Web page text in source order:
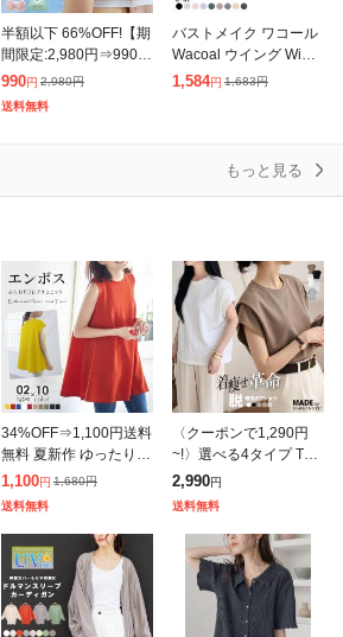
半額以下 66%OFF!【期
間限定:2,980円⇒990
円!】冷感ブラ ブラジャ
ー接触冷感 極薄 ノンワ
990円 2,980円
送料無料
バストメイク ワコール
Wacoal ウイング Wing
綿の贅沢 ハーフトップ
1,584円 1,683円
もっと見る
34%OFF⇒1,100円送料
無料 夏新作 ゆったり
体型カバー チュニック
ノースリーブ トップス
フレア ロング丈 カット
ソ
1,100円 1,680円
送料無料
〈クーポンで1,290円
~!〉選べる4タイプ Tシ
ャツ カットソー 半袖
レディース 着痩せ 華奢
見え フレンチスリーブ
パフス
2,990円
送料無料